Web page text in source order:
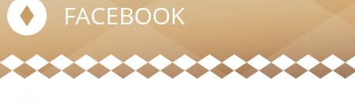
FACEBOOK